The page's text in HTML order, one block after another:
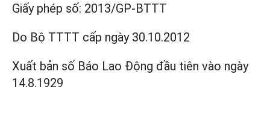
Giấy phép số: 2013/GP-BTTT
Do Bộ TTTT cấp ngày 30.10.2012
Xuất bản số Báo Lao Động đầu tiên vào ngày
14.8.1929